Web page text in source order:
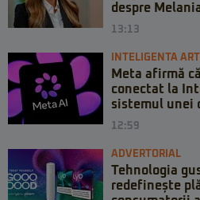
despre
13:13
INTELIGENTA
Meta afirmă
conectat la
sistemul unei
12:59
ADVERTORIAL
Tehnologia
redefinește